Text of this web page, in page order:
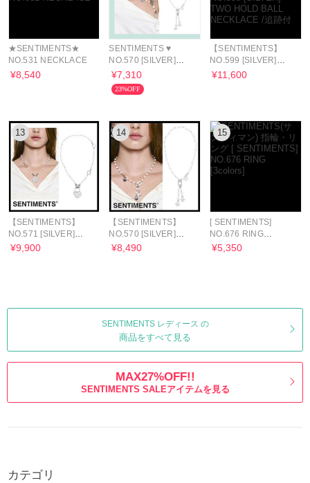
★SENTIMENTS★
NO.531 NECKLACE
¥8,540
SENTIMENTS ♥
NO.570 [SILVER]
¥7,310
23%OFF
【SENTIMENTS】
NO.599 [SILVER]
TWO HOLD BALL
¥11,600
13
【SENTIMENTS】
NO.571 [SILVER]
NECKLACE ★韓国人
¥9,900
14
【SENTIMENTS】
NO.570 [SILVER]
NECKLACE ★韓国人
¥8,490
15
[ SENTIMENTS]
NO.676 RING
[3colors]
¥5,350
SENTIMENTS レディース の
商品をすべて見る
MAX27%OFF!!
SENTIMENTS SALEアイテムを見る
カテゴリ